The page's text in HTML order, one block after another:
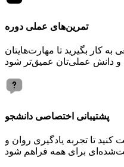
تمرین‌های عملی دوره
به کار بگیرید تا مهارت‌هایتان
پشتیبانی اختصاصی دانشجو
تا تجربه یادگیری روان و